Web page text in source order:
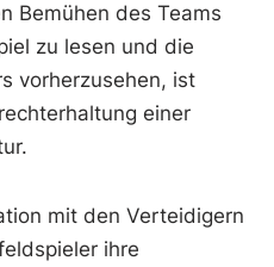
Bemühen des Teams
zu lesen und die
vorherzusehen, ist
einer
mit den Verteidigern
ihre